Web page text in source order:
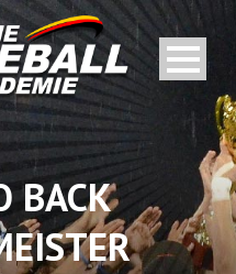
BACK